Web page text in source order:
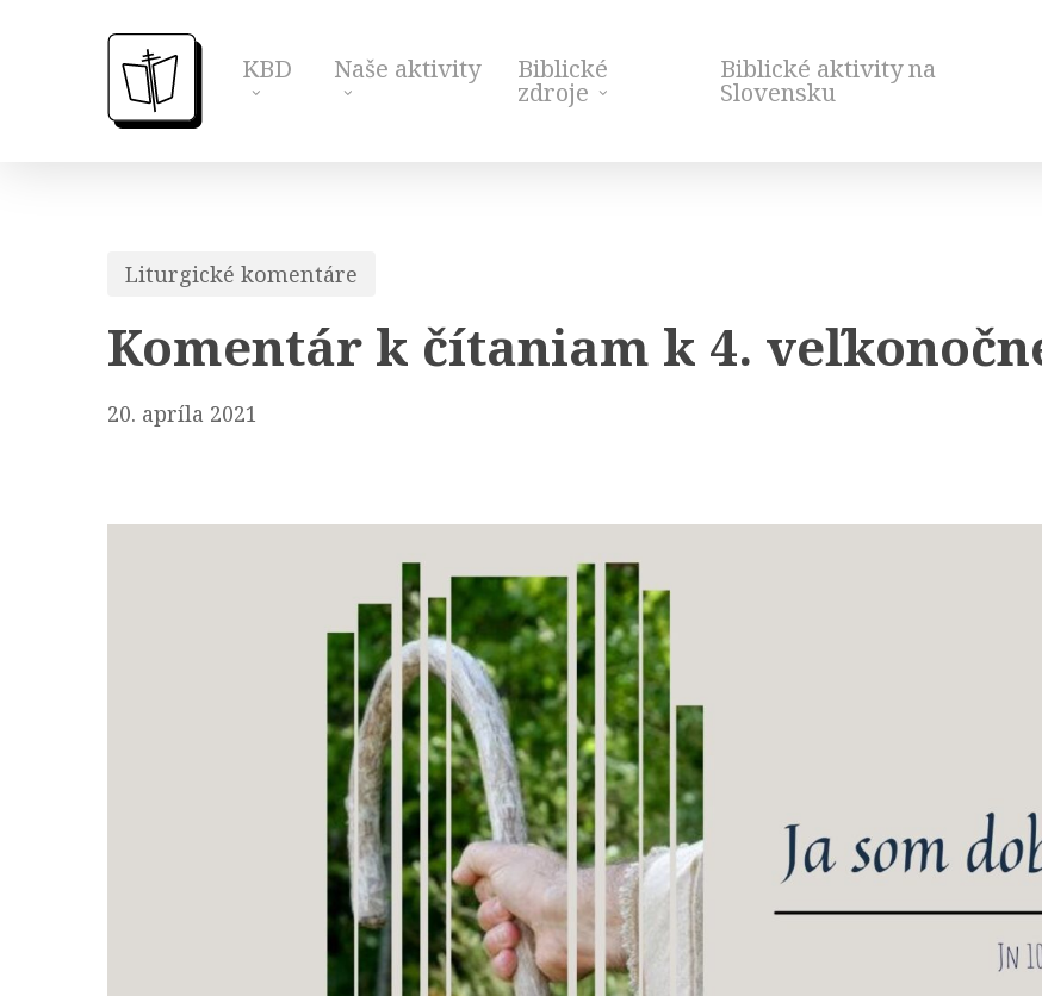
KBD Naše aktivity Biblické
zdroje
Biblické aktivity na
Slovensku
Liturgické komentáre
Komentár k čítaniam k 4.
20. apríla 2021